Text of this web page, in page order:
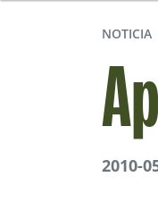
NOTICIA
2010-